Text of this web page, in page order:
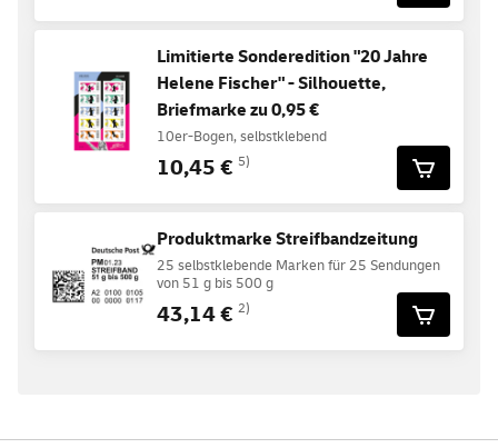
Limitierte Sonderedition "20 Jahre
Helene Fischer" - Silhouette,
Briefmarke zu 0,95 €
10er-Bogen, selbstklebend
10,45 € 5)
Produktmarke Streifbandzeitung
25 selbstklebende Marken für 25 Sendungen
von 51 g bis 500 g
43,14 € 2)